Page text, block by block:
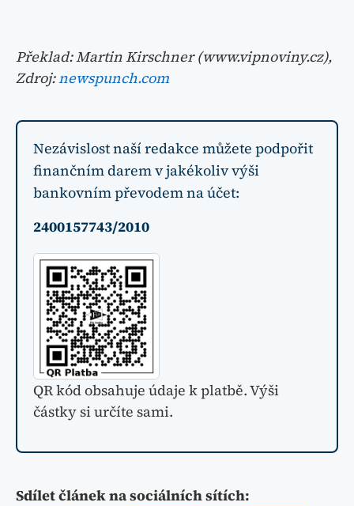
Překlad: Martin Kirschner (www.vipnoviny.cz),
Zdroj:newspunch.com
Nezávislost naší redakce můžete podpořit
finančním darem v jakékoliv výši
bankovním převodem na účet:
2400157743/2010
QR kód obsahuje údaje k platbě. Výši
částky si určíte sami.
Sdílet článek na sociálních sítích: